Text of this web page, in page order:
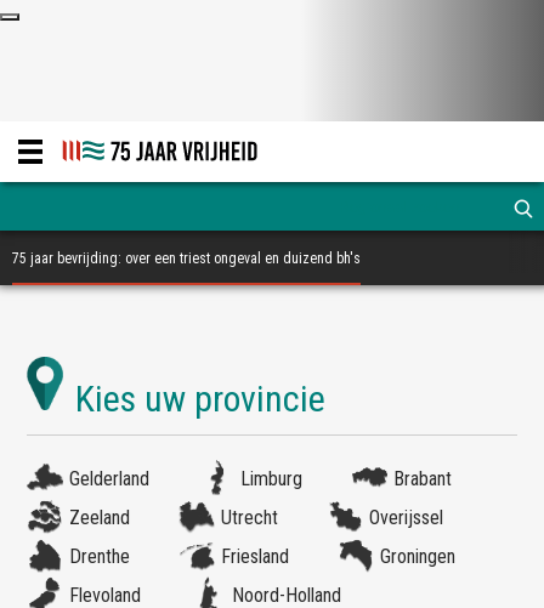
75 jaar bevrijding: over een triest ongeval en duizend bh's
Gelderland Limburg
Brabant
Zeeland
Utrecht
Overijssel
Drenthe
Friesland
Groningen
Flevoland
Noord-Holland